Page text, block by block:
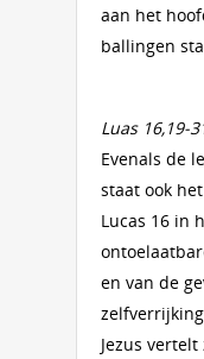
aan het
ballingen
Luas 16,19-
Evenals de
staat ook
Lucas 16 in
en van de
Jezus